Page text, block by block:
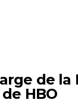
de la
HBO